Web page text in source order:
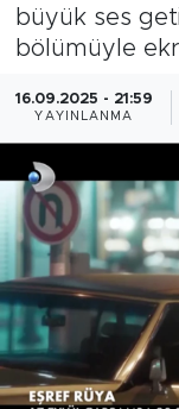
büyük ses
bölümüyle
16.09.2025 - 21:59
YAYINLANMA